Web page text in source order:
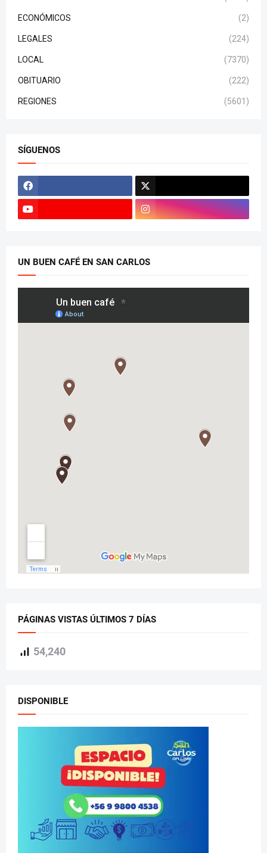
ECONÓMICOS (2)
LEGALES (224)
LOCAL (7370)
OBITUARIO (222)
REGIONES (5601)
SÍGUENOS
UN BUEN CAFÉ EN SAN CARLOS
PÁGINAS VISTAS ÚLTIMOS 7 DÍAS
54,240
DISPONIBLE